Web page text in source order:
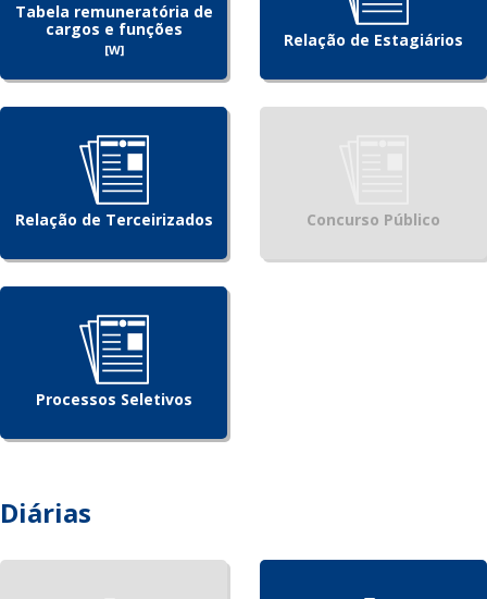
Tabela remuneratória de
cargos e funções
[W] Relação de Estagiários
Relação de Terceirizados Concurso Público
Processos Seletivos
Diárias